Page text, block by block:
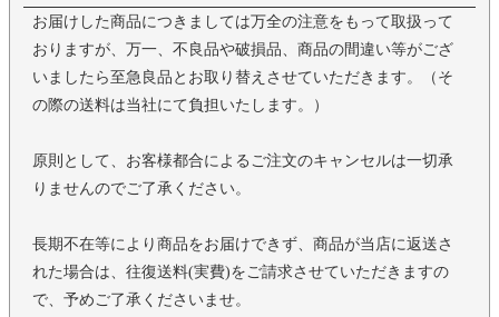
お届けした商品につきましては万全の注意をもって取扱って
おりますが、万一、不良品や破損品、商品の間違い等がござ
いましたら至急良品とお取り替えさせていただきます。（そ
の際の送料は当社にて負担いたします。）
原則として、お客様都合によるご注文のキャンセルは一切承
りませんのでご了承ください。
長期不在等により商品をお届けできず、商品が当店に返送さ
れた場合は、往復送料(実費)をご請求させていただきますの
で、予めご了承くださいませ。